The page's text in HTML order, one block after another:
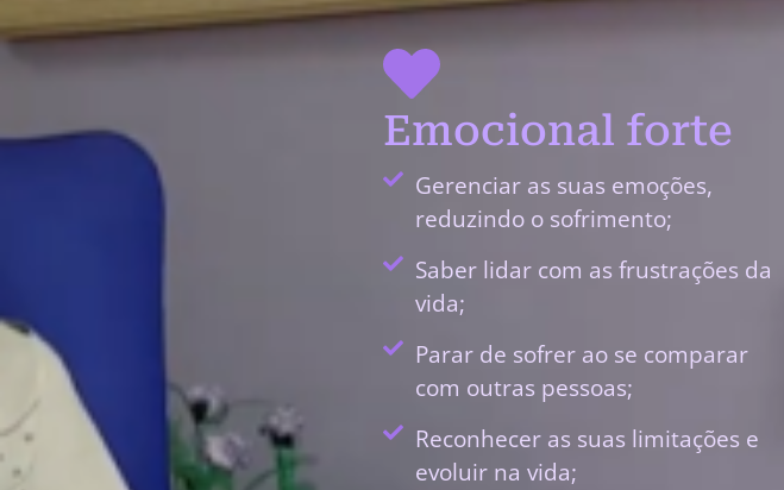
Emocional forte
Gerenciar as suas emoções,
reduzindo o sofrimento;
Saber lidar com as frustrações da
vida;
Parar de sofrer ao se comparar
com outras pessoas;
Reconhecer as suas limitações e
evoluir na vida;